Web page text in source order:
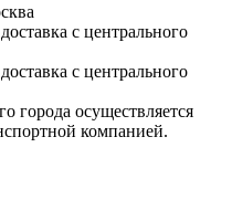
с центрального
с центрального
города осуществляется
компанией.